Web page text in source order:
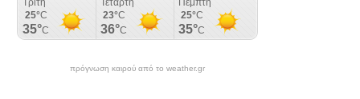
πρόγνωση καιρού από το weather.gr